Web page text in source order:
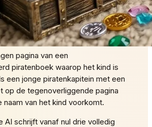
pagina van een
piratenboek waarop het kind is
een jonge piratenkapitein met een
op de tegenoverliggende pagina
naam van het kind voorkomt.
AI schrijft vanaf nul drie volledig